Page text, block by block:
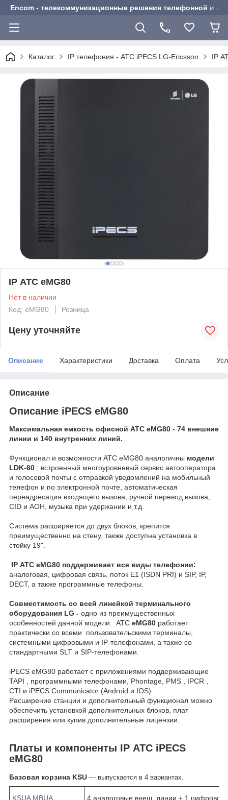
Encom - телекоммуникационные решения телефонной и
Каталог IP телефония - АТС iPECS LG-Ericsson IP
IP АТС eMG80
Нет в наличии
Код: eMG80
Розница
Цену уточняйте
Описание Характеристики Доставка Оплата
Описание
Описание iPECS eMG80
Максимальная емкость офисной АТС eMG80 - 74 внешние
линии и 140 внутренних линий.
Функционал и возможности АТС eMG80 аналогичны модели
LDK-60 ; встроенный многоуровневый сервис автооператора
и голосовой почты с отправкой уведомлений на мобильный
телефон и по электронной почте, автоматическая
переадресация входящего вызова, ручной перевод вызова,
CID и АОН, музыка при удержании и т.д.
Система расширяется до двух блоков, крепится
преимущественно на стену, также доступна установка в
стойку 19".
IP АТС eMG80 поддерживает все виды телефонии:
аналоговая, цифровая связь, поток E1 (ISDN PRI) и SIP, IP,
DECT, а также программные телефоны.
Совместимость со всей линейкой терминального
оборудования LG - одно из преимущественных
особенностей данной модели. АТС eMG80 работает
практически со всеми пользовательскими терминалы,
системными цифровыми и IP-телефонами, а также со
стандартными SLT и SIP-телефонами.
iPECS eMG80 работает с приложениями поддерживающие
TAPI , программными телефонами, Phontage, PMS , IPCR ,
CTI и iPECS Communicator (Android и IOS).
Расширение станции и дополнительный функционал можно
обеспечить установкой дополнительных блоков, плат
расширения или купив дополнительные лицензии.
Платы и компоненты IP АТС iPECS
eMG80
Базовая корзина KSU ― выпускается в 4 вариантах.
KSUA MBUA
4 аналоговые внеш. линии + 1 цифровой